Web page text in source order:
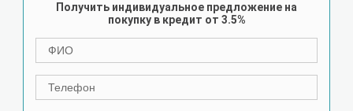
Получить индивидуальное предложение на
покупку в кредит от 3.5%